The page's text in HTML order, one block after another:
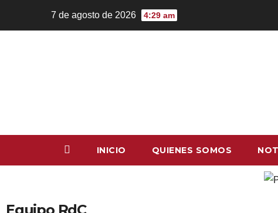
7 de agosto de 2026 4:29 am
INICIO QUIENES SOMOS